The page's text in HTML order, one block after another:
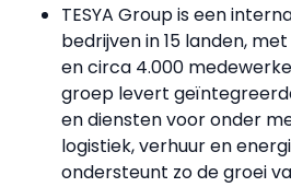
TESYA Group is een
bedrijven in 15 landen,
en circa 4.000
groep levert
en diensten voor onder
logistiek, verhuur en
ondersteunt zo de groei